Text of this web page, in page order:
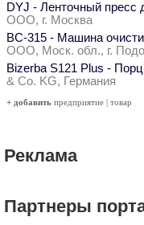
DYJ - Ленточный пресс
ООО, г. Москва
ВС-315 - Машина
ООО, Моск. обл., г.
Bizerba S121 Plus -
& Co. KG, Германия
+ добавить предприятие | товар
Реклама
Партнеры